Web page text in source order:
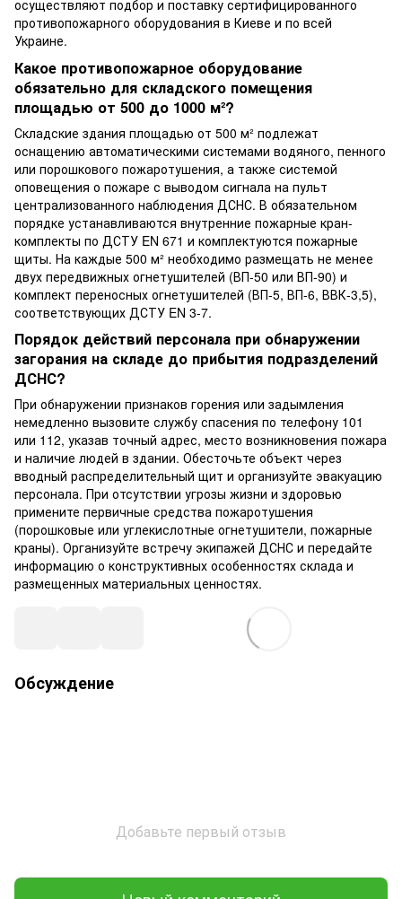
осуществляют подбор и поставку сертифицированного
противопожарного оборудования в Киеве и по всей
Украине.
Какое противопожарное оборудование
обязательно для складского помещения
площадью от 500 до 1000 м²?
Складские здания площадью от 500 м² подлежат
оснащению автоматическими системами водяного, пенного
или порошкового пожаротушения, а также системой
оповещения о пожаре с выводом сигнала на пульт
централизованного наблюдения ДСНС. В обязательном
порядке устанавливаются внутренние пожарные кран-
комплекты по ДСТУ EN 671 и комплектуются пожарные
щиты. На каждые 500 м² необходимо размещать не менее
двух передвижных огнетушителей (ВП-50 или ВП-90) и
комплект переносных огнетушителей (ВП-5, ВП-6, ВВК-3,5),
соответствующих ДСТУ EN 3-7.
Порядок действий персонала при обнаружении
загорания на складе до прибытия подразделений
ДСНС?
При обнаружении признаков горения или задымления
немедленно вызовите службу спасения по телефону 101
или 112, указав точный адрес, место возникновения пожара
и наличие людей в здании. Обесточьте объект через
вводный распределительный щит и организуйте эвакуацию
персонала. При отсутствии угрозы жизни и здоровью
примените первичные средства пожаротушения
(порошковые или углекислотные огнетушители, пожарные
краны). Организуйте встречу экипажей ДСНС и передайте
информацию о конструктивных особенностях склада и
размещенных материальных ценностях.
Обсуждение
Добавьте первый отзыв